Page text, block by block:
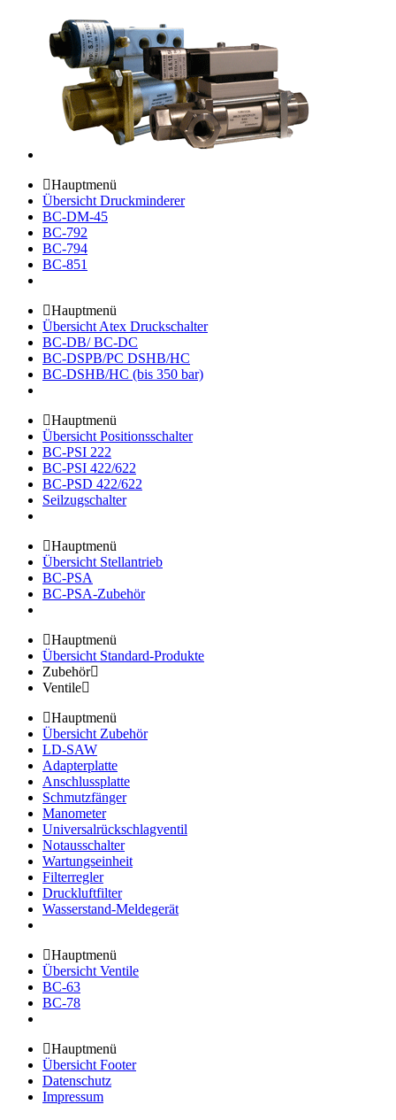
Hauptmenü
Übersicht Druckminderer
BC-DM-45
BC-792
BC-794
BC-851
Hauptmenü
Übersicht Atex Druckschalter
BC-DB/ BC-DC
BC-DSPB/PC DSHB/HC
BC-DSHB/HC (bis 350 bar)
Hauptmenü
Übersicht Positionsschalter
BC-PSI 222
BC-PSI 422/622
BC-PSD 422/622
Seilzugschalter
Hauptmenü
Übersicht Stellantrieb
BC-PSA
BC-PSA-Zubehör
Hauptmenü
Übersicht Standard-Produkte
Zubehör
Ventile
Hauptmenü
Übersicht Zubehör
LD-SAW
Adapterplatte
Anschlussplatte
Schmutzfänger
Manometer
Universalrückschlagventil
Notausschalter
Wartungseinheit
Filterregler
Druckluftfilter
Wasserstand-Meldegerät
Hauptmenü
Übersicht Ventile
BC-63
BC-78
Hauptmenü
Übersicht Footer
Datenschutz
Impressum